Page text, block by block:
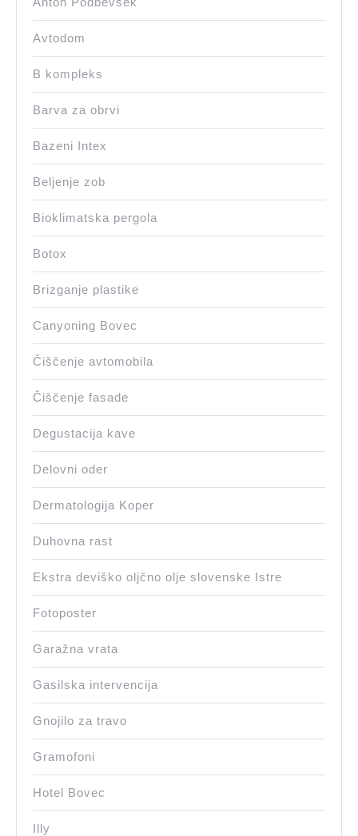
Avtodom
B kompleks
Barva za obrvi
Bazeni Intex
Beljenje zob
Bioklimatska pergola
Botox
Brizganje plastike
Canyoning Bovec
Čiščenje avtomobila
Čiščenje fasade
Degustacija kave
Delovni oder
Dermatologija Koper
Duhovna rast
Ekstra deviško oljčno olje slovenske Istre
Fotoposter
Garažna vrata
Gasilska intervencija
Gnojilo za travo
Gramofoni
Hotel Bovec
Illy